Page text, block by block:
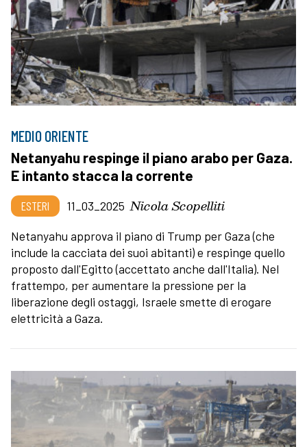
MEDIO ORIENTE
Netanyahu respinge il piano arabo per Gaza.
E intanto stacca la corrente
ESTERI 11_03_2025 Nicola Scopelliti
Netanyahu approva il piano di Trump per Gaza (che
include la cacciata dei suoi abitanti) e respinge quello
proposto dall'Egitto (accettato anche dall'Italia). Nel
frattempo, per aumentare la pressione per la
liberazione degli ostaggi, Israele smette di erogare
elettricità a Gaza.